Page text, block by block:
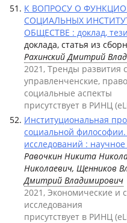
К ВОПРОСУ О
СОЦИАЛЬНЫХ
ОБЩЕСТВЕ : доклад,
доклада, статья из
Рахинский Дмитрий
2021, Тренды развития
управленченские,
социальные аспекты
присутствует в РИНЦ
Институциональная
социальной
исследований :
Равочкин Никита
Николаевич, Щенников
Дмитрий Владимирович
2021, Экономические и
исследования
присутствует в РИНЦ